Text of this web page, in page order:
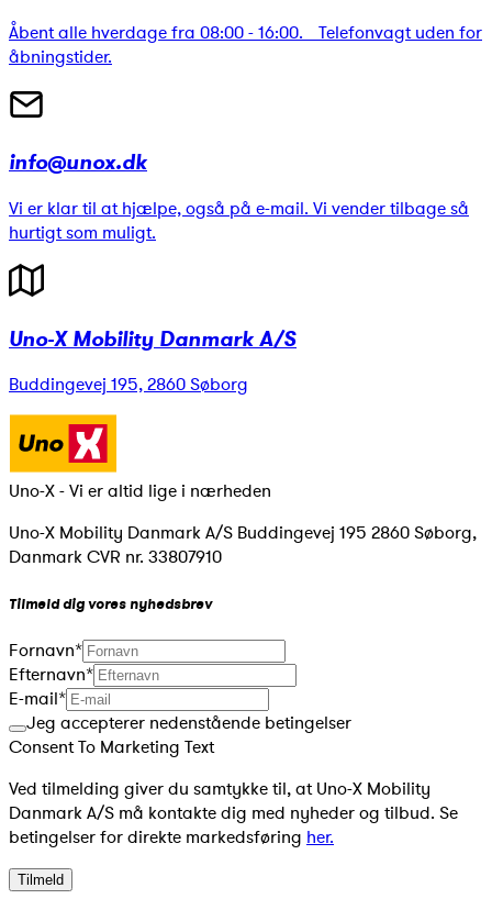
Åbent alle hverdage fra 08:00 - 16:00. Telefonvagt uden for
åbningstider.
info@unox.dk
Vi er klar til at hjælpe, også på e-mail. Vi vender tilbage så
hurtigt som muligt.
Uno-X Mobility Danmark A/S
Buddingevej 195, 2860 Søborg
Uno-X - Vi er altid lige i nærheden
Uno-X Mobility Danmark A/S Buddingevej 195 2860 Søborg,
Danmark CVR nr. 33807910
Tilmeld dig vores nyhedsbrev
Fornavn*
Efternavn*
E-mail*
Jeg accepterer nedenstående betingelser
Consent To Marketing Text
Ved tilmelding giver du samtykke til, at Uno-X Mobility
Danmark A/S må kontakte dig med nyheder og tilbud. Se
betingelser for direkte markedsføring her.
Tilmeld